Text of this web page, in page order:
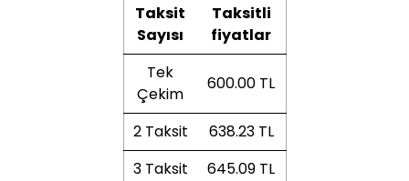
Taksit
Sayısı
Taksitli
fiyatlar
Tek
Çekim
600.00 TL
2 Taksit
638.23 TL
3 Taksit
645.09 TL